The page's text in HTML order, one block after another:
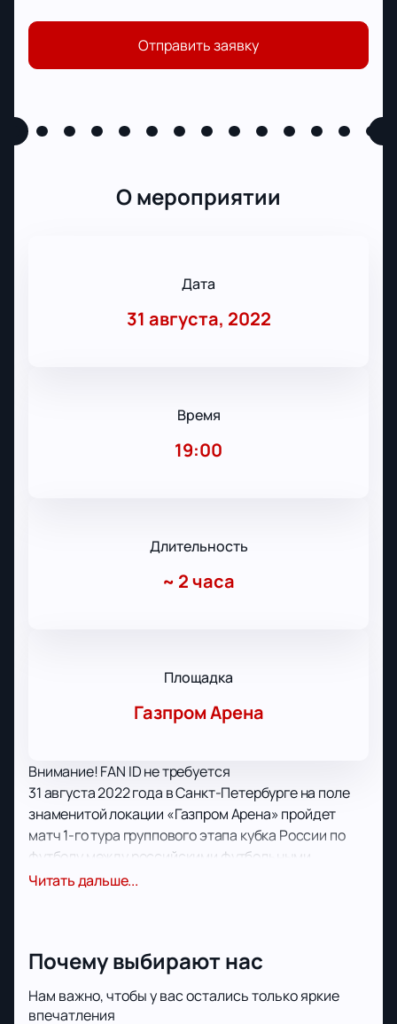
Отправить заявку
О мероприятии
Дата
31 августа, 2022
Время
19:00
Длительность
~ 2 часа
Площадка
Газпром Арена
Внимание! FAN ID не требуется
31 августа 2022 года в Санкт-Петербурге на поле
знаменитой локации «Газпром Арена» пройдет
матч 1-го тура группового этапа кубка России по
футболу между российскими футбольными
коллективами в лице местного «Зенита» (Санкт-
«Зенит». История выступлений коллектива
становился лучшим в СССР и России. Кроме того,
Читать дальше...
Почему выбирают нас
Нам важно, чтобы у вас остались только яркие
впечатления